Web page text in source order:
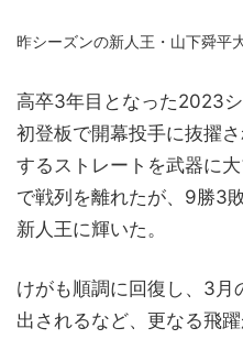
昨シーズンの新人王・山下舜平
高卒3年目となった2023
初登板で開幕投手に抜擢
するストレートを武器に
で戦列を離れたが、9勝3
新人王に輝いた。
けがも順調に回復し、3月
出されるなど、更なる飛